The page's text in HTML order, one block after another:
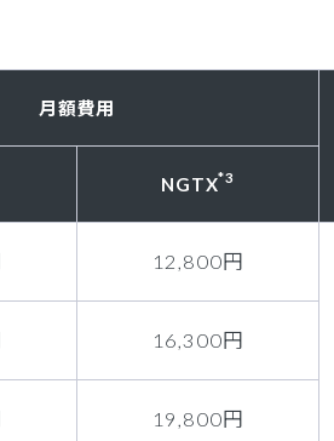
月額費用
NGTX*3
12,800円
16,300円
19,800円